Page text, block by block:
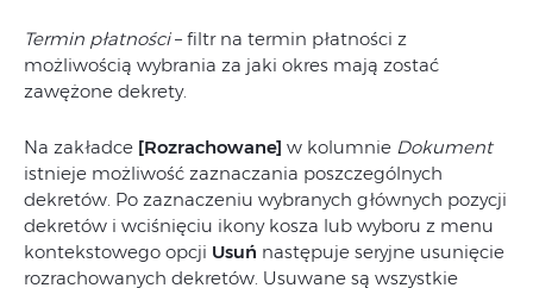
Termin płatności– filtr na termin płatności z
możliwością wybrania za jaki okres mają zostać
zawężone dekrety.
Na zakładce [Rozrachowane] w kolumnie Dokument
istnieje możliwość zaznaczania poszczególnych
dekretów. Po zaznaczeniu wybranych głównych pozycji
dekretów i wciśnięciu ikony kosza lub wyboru z menu
kontekstowego opcji Usuń następuje seryjne usunięcie
rozrachowanych dekretów. Usuwane są wszystkie